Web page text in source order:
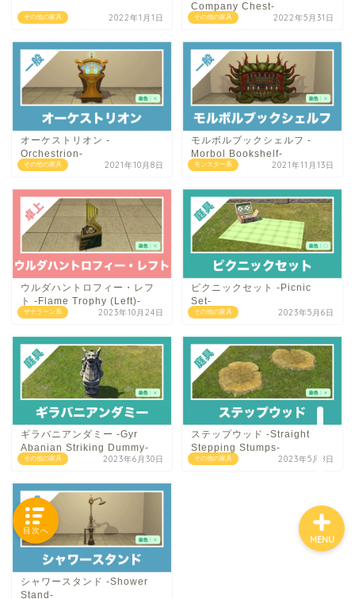
その他の家具 2022年1月1日 その他の家具
Company Chest-
2022年5月31日
その他の家具
オーケストリオン -
Orchestrion-
2021年10月8日 モンスター系
モルボルブックシェルフ -
Morbol Bookshelf-
2021年11月13日
ザナラーン系
ウルダハントロフィー・レフ
ト -Flame Trophy (Left)-
2023年10月24日 その他の家具
ピクニックセット -Picnic
Set-
2023年5月6日
その他の家具
ギラバニアンダミー -Gyr
Abanian Striking Dummy-
2023年6月30日 その他の家具
ステップウッド -Straight
Stepping Stumps-
2023年5月8日
シャワースタンド -Shower
Stand-
MENU
「カテゴリー」の一覧 -
HOUSING COLLECTIONと
は
ご要望はコチラから
目次へ